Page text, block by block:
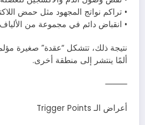
• تراكم نواتج المجهود مثل حمض
• انقباض دائم في مجموعة من
نتيجة ذلك، تتشكل “عقدة” صغيرة
ألمًا ينتشر إلى منطقة أخرى.
⸻
أعراض الـ Trigger Points